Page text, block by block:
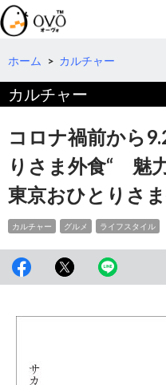
検
索
コ
テ
ツ
へ
ホーム > カルチャー
カルチャー
コロナ禍前から
りさま外食“ 魅
東京おひとりさ
カルチャー グルメ ライフスタイル